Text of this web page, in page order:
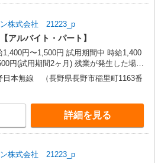
株式会社 21223_p
アルバイト・パート】
円〜1,500円 試用期間中 時給1,400
試用期間2ヶ月) 残業が発生した場
代を1分単位で別途支給します。
日本無線 （長野県長野市稲里町1163番
詳細を見る
株式会社 21223_p